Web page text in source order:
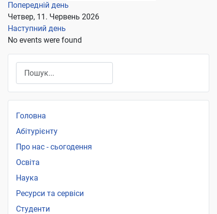
Попередній день
Четвер, 11. Червень 2026
Наступний день
No events were found
Головна
Абітурієнту
Про нас - сьогодення
Освіта
Наука
Ресурси та сервіси
Студенти